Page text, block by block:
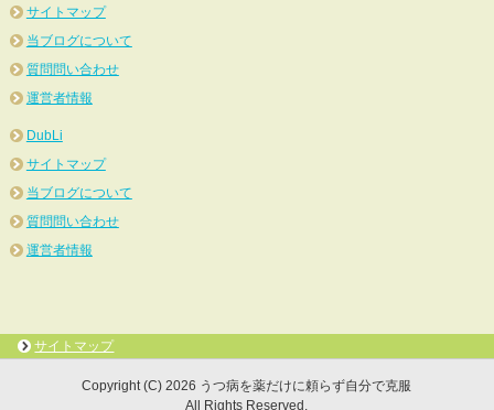
サイトマップ
当ブログについて
質問問い合わせ
運営者情報
DubLi
サイトマップ
当ブログについて
質問問い合わせ
運営者情報
サイトマップ
Copyright (C) 2026 うつ病を薬だけに頼らず自分で克服
All Rights Reserved.